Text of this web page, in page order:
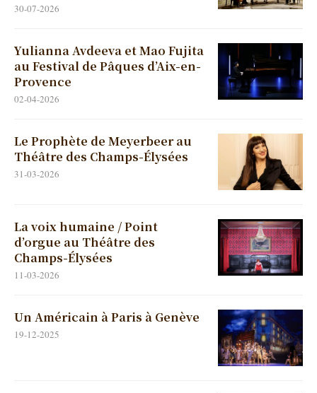
30-07-2026
Yulianna Avdeeva et Mao Fujita
au Festival de Pâques d’Aix-en-
Provence
02-04-2026
Le Prophète de Meyerbeer au
Théâtre des Champs-Élysées
31-03-2026
La voix humaine / Point
d’orgue au Théâtre des
Champs-Élysées
11-03-2026
Un Américain à Paris à Genève
19-12-2025